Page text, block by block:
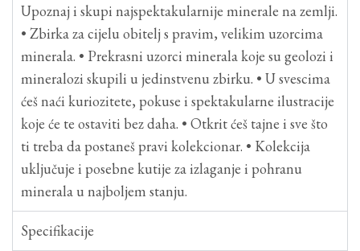
Upoznaj i skupi najspektakularnije minerale na zemlji.
• Zbirka za cijelu obitelj s pravim, velikim uzorcima
minerala. • Prekrasni uzorci minerala koje su geolozi i
mineralozi skupili u jedinstvenu zbirku. • U svescima
ćeš naći kuriozitete, pokuse i spektakularne ilustracije
koje će te ostaviti bez daha. • Otkrit ćeš tajne i sve što
ti treba da postaneš pravi kolekcionar. • Kolekcija
uključuje i posebne kutije za izlaganje i pohranu
minerala u najboljem stanju.
Specifikacije